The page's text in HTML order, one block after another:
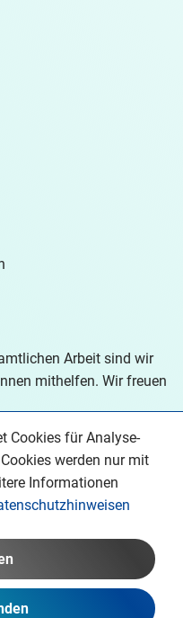
Arbeit sind wir
mithelfen. Wir freuen
Deutschland e.V
Cookies für Analyse-
werden nur mit
Informationen